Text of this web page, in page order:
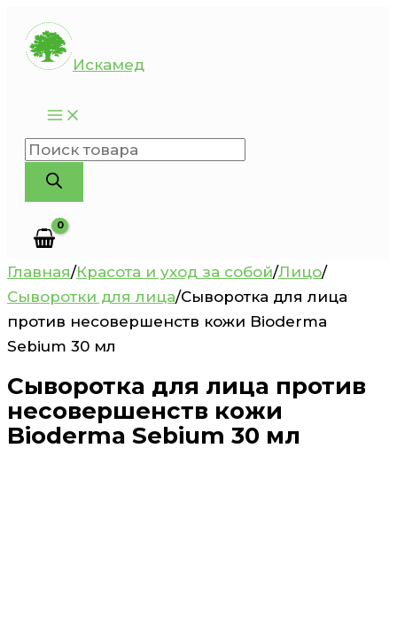
Перейти
содержимому
Искамед
Поиск
товаров
Главная/Красота и уход за собой/Лицо/
Сыворотки для лица/Сыворотка для лица
против несовершенств кожи Bioderma
Sebium 30 мл
Сыворотка для лица против
несовершенств кожи
Bioderma Sebium 30 мл